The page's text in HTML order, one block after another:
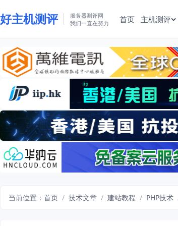
好主机测评
服务器测评网
我们一直在努力
首页 主机测评
当前位置： 首页 / 技术文章 / 建站教程 / PHP技术